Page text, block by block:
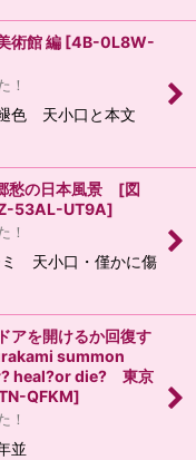
術館 編 [4B-0L8W-
！
色 天小口と本文
愁の日本風景 [図
53AL-UT9A]
！
ミ 天小口・僅かに傷
アを開けるか回復す
summon
heal?or die? 東京
QFKM]
！
並